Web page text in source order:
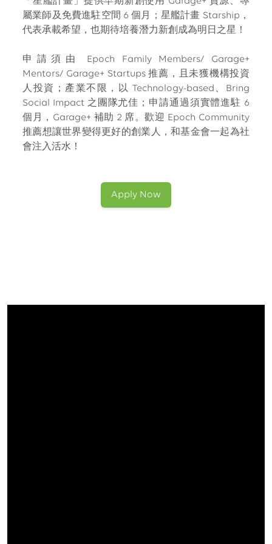
屬業師及免費進駐空間 6 個月；星艦計畫 Starship，
代表承載希望，也期待培養潛力新創成為明日之星！
申請須由 Epoch Family Members/ Garage+
Mentors/ Garage+ Startups 推薦，且未獲機構投資
人投資；產業不限，以 Technology-based、Bring
Social Impact 之團隊尤佳；申請通過須實體進駐 6
個月，Garage+ 補助 2 席。歡迎 Epoch Community
推薦想讓世界變得更好的創業人，和基金會一起為社
會注入活水！
Apply Now